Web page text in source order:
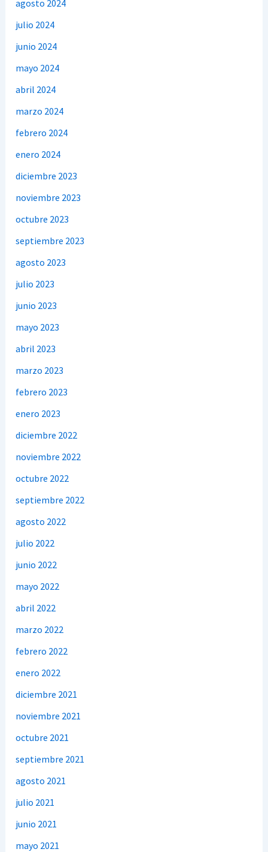
agosto 2024
julio 2024
junio 2024
mayo 2024
abril 2024
marzo 2024
febrero 2024
enero 2024
diciembre 2023
noviembre 2023
octubre 2023
septiembre 2023
agosto 2023
julio 2023
junio 2023
mayo 2023
abril 2023
marzo 2023
febrero 2023
enero 2023
diciembre 2022
noviembre 2022
octubre 2022
septiembre 2022
agosto 2022
julio 2022
junio 2022
mayo 2022
abril 2022
marzo 2022
febrero 2022
enero 2022
diciembre 2021
noviembre 2021
octubre 2021
septiembre 2021
agosto 2021
julio 2021
junio 2021
mayo 2021